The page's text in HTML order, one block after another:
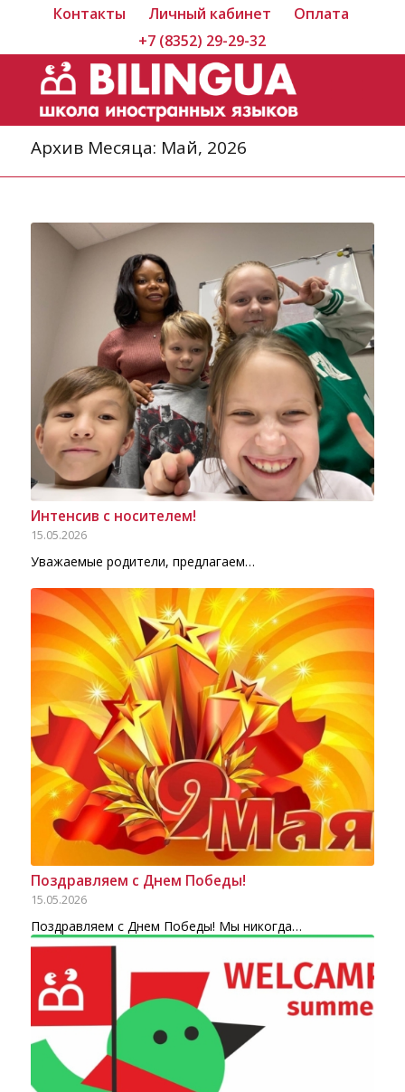
Контакты Личный кабинет
Оплата
+7 (8352) 29-29-32
Архив Месяца: Май, 2026
Интенсив с носителем!
15.05.2026
Уважаемые родители, предлагаем…
Поздравляем с Днем Победы!
15.05.2026
Поздравляем с Днем Победы! Мы никогда…